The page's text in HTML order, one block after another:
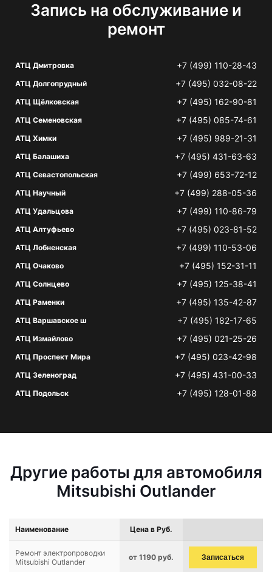
Запись на обслуживание и
ремонт
АТЦ Дмитровка +7 (499) 110-28-43
АТЦ Долгопрудный +7 (495) 032-08-22
АТЦ Щёлковская +7 (495) 162-90-81
АТЦ Семеновская +7 (495) 085-74-61
АТЦ Химки +7 (495) 989-21-31
АТЦ Балашиха +7 (495) 431-63-63
АТЦ Севастопольская +7 (499) 653-72-12
АТЦ Научный +7 (499) 288-05-36
АТЦ Удальцова +7 (499) 110-86-79
АТЦ Алтуфьево +7 (495) 023-81-52
АТЦ Лобненская +7 (499) 110-53-06
АТЦ Очаково +7 (495) 152-31-11
АТЦ Солнцево +7 (495) 125-38-41
АТЦ Раменки +7 (495) 135-42-87
АТЦ Варшавское ш +7 (495) 182-17-65
АТЦ Измайлово +7 (495) 021-25-26
АТЦ Проспект Мира +7 (495) 023-42-98
АТЦ Зеленоград +7 (495) 431-00-33
АТЦ Подольск +7 (495) 128-01-88
Другие работы для автомобиля
Mitsubishi Outlander
Наименование Цена в Руб.
Ремонт электропроводки
Mitsubishi Outlander
от 1190 руб. Записаться